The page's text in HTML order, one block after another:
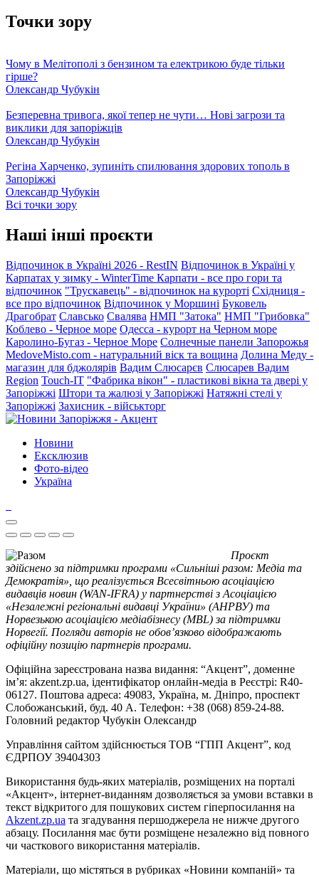
Точки зору
Чому в Мелітополі з бензином та електрикою буде тільки
гірше?
Олександр Чубукін
Безперевна тривога, якої тепер не чути… Нові загрози та
виклики для запоріжців
Олександр Чубукін
Регіна Харченко, зупиніть спилювання здорових тополь в
Запоріжжі
Олександр Чубукін
Всі точки зору
Наші інші проєкти
Відпочинок в Україні 2026 - RestIN Відпочинок в Україні у
Карпатах у зимку - WinterTime Карпати - все про гори та
відпочинок "Трускавець" - відпочинок на курорті Східниця -
все про відпочинок Відпочинок у Моршині Буковель
Драгобрат Славсько Свалява НМП "Затока" НМП "Грибовка"
Коблево - Черное море Одесса - курорт на Черном море
Каролино-Бугаз - Черное Море Солнечные панели Запорожья
MedoveMisto.com - натуральний віск та вощина Долина Меду -
магазин для бджолярів Вадим Слюсарєв Слюсарев Вадим
Region Touch-IT "Фабрика вікон" - пластикові вікна та двері у
Запоріжжі Штори та жалюзі у Запоріжжі Натяжні стелі у
Запоріжжі Захисник - військторг
Новини
Ексклюзив
Фото-відео
Україна
Проєкт
здійснено за підтримки програми «Сильніші разом: Медіа та
Демократія», що реалізується Всесвітньою асоціацією
видавців новин (WAN-IFRA) у партнерстві з Асоціацією
«Незалежні регіональні видавці України» (АНРВУ) та
Норвезькою асоціацією медіабізнесу (MBL) за підтримки
Норвегії. Погляди авторів не обов’язково відображають
офіційну позицію партнерів програми.
Офіційна зареєстрована назва видання: “Акцент”, доменне
ім’я: akzent.zp.ua, ідентифікатор онлайн-медіа в Реєстрі: R40-
06127. Поштова адреса: 49083, Україна, м. Дніпро, проспект
Слобожанський, буд. 40 А. Телефон: +38 (068) 859-24-88.
Головний редактор Чубукін Олександр
Управління сайтом здійснюється ТОВ “ГПП Акцент”, код
ЄДРПОУ 39404303
Використання будь-яких матеріалів, розміщених на порталі
«Акцент», інтернет-виданням дозволяється за умови вставки в
текст відкритого для пошукових систем гіперпосилання на
Akzent.zp.ua та згадування першоджерела не нижче другого
абзацу. Посилання має бути розміщене незалежно від повного
чи часткового використання матеріалів.
Матеріали, що містяться в рубриках «Новини компаній» та